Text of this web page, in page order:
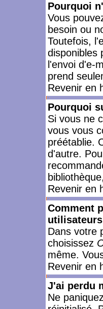
Pourquoi
Vous
besoin ou
Toutefois,
disponibles
l'envoi d'e-
prend
Revenir en
Pourquoi
Si vous ne
vous vous
préétablie.
d'autre.
Revenir en
Comment
Dans votre
choisissez
même.
Revenir en
J'ai perdu
Ne